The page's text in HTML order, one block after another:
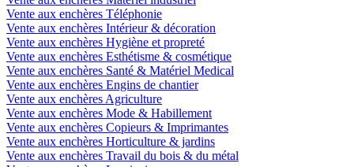
Vente aux enchères Téléphonie
Vente aux enchères Intérieur & décoration
Vente aux enchères Hygiène et propreté
Vente aux enchères Esthétisme & cosmétique
Vente aux enchères Santé & Matériel Medical
Vente aux enchères Engins de chantier
Vente aux enchères Agriculture
Vente aux enchères Mode & Habillement
Vente aux enchères Copieurs & Imprimantes
Vente aux enchères Horticulture & jardins
Vente aux enchères Travail du bois & du métal